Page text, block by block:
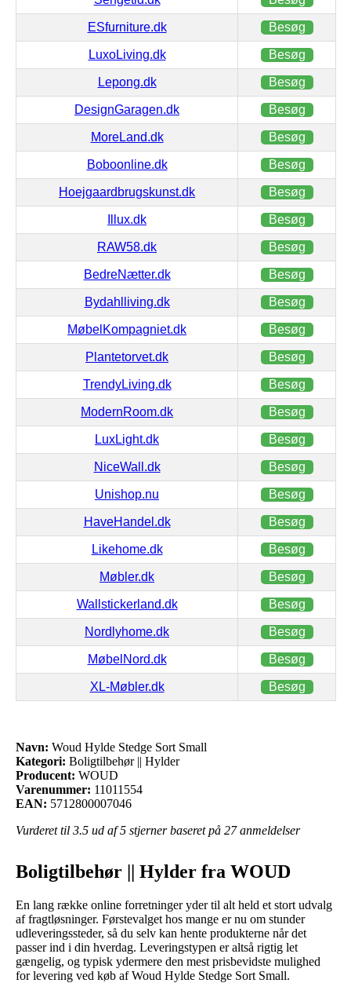
ESfurniture.dk Besøg
LuxoLiving.dk Besøg
Lepong.dk Besøg
DesignGaragen.dk Besøg
MoreLand.dk Besøg
Boboonline.dk Besøg
Hoejgaardbrugskunst.dk Besøg
Illux.dk Besøg
RAW58.dk Besøg
BedreNætter.dk Besøg
Bydahlliving.dk Besøg
MøbelKompagniet.dk Besøg
Plantetorvet.dk Besøg
TrendyLiving.dk Besøg
ModernRoom.dk Besøg
LuxLight.dk Besøg
NiceWall.dk Besøg
Unishop.nu Besøg
HaveHandel.dk Besøg
Likehome.dk Besøg
Møbler.dk Besøg
Wallstickerland.dk Besøg
Nordlyhome.dk Besøg
MøbelNord.dk Besøg
XL-Møbler.dk Besøg
Navn: Woud Hylde Stedge Sort Small
Kategori: Boligtilbehør || Hylder
Producent: WOUD
Varenummer: 11011554
EAN: 5712800007046
Vurderet til 3.5 ud af 5 stjerner baseret på 27anmeldelser
Boligtilbehør || Hylder fra WOUD
En lang række online forretninger yder til alt held et stort udvalg
af fragtløsninger. Førstevalget hos mange er nu om stunder
udleveringssteder, så du selv kan hente produkterne når det
passer ind i din hverdag. Leveringstypen er altså rigtig let
gængelig, og typisk ydermere den mest prisbevidste mulighed
for levering ved køb af Woud Hylde Stedge Sort Small.